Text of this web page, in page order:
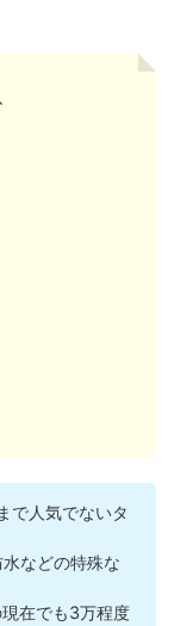
で人気でないタ
などの特殊な
在でも3万程度